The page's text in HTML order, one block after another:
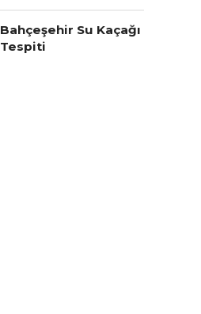
Bahçeşehir Su Kaçağı
Tespiti